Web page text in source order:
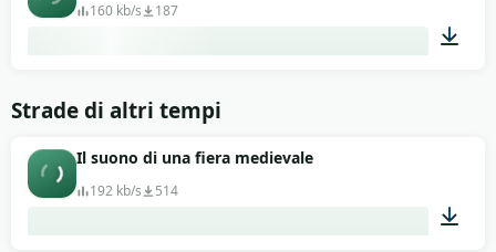
160 kb/s 187
Strade di altri tempi
Il suono di una fiera medievale
192 kb/s 514